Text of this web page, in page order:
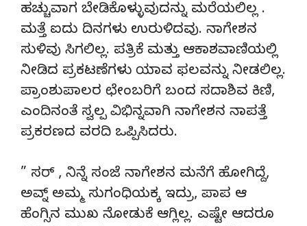
ಹಚ್ಚುವಾಗ ಬೇಡಿಕೊಳ್ಳುವುದನ್ನು ಮರೆಯಲಿಲ್ಲ .
ಮತ್ತೆ ಐದು ದಿನಗಳು ಉರುಳಿದವು. ನಾಗೇಶನ
ಸುಳಿವು ಸಿಗಲಿಲ್ಲ. ಪತ್ರಿಕೆ ಮತ್ತು ಆಕಾಶವಾಣಿಯಲ್ಲಿ
ನೀಡಿದ ಪ್ರಕಟಣೆಗಳು ಯಾವ ಫಲವನ್ನು ನೀಡಲಿಲ್ಲ.
ಪ್ರಾಂಶುಪಾಲರ ಛೇಂಬರಿಗೆ ಬಂದ ಸದಾಶಿವ ಕಿಣಿ,
ಎಂದಿನಂತೆ ಸ್ವಲ್ಪ ವಿಭಿನ್ನವಾಗಿ ನಾಗೇಶನ ನಾಪತ್ತೆ
ಪ್ರಕರಣದ ವರದಿ ಒಪ್ಪಿಸಿದರು.
” ಸರ್ , ನಿನ್ನೆ ಸಂಜೆ ನಾಗೇಶನ ಮನೆಗೆ ಹೋಗಿದ್ದೆ,
ಅವ್ನ್ ಅಮ್ಮ ಸುಗಂಧಿಯಕ್ಕ ಇದ್ರು, ಪಾಪ ಆ
ಹೆಂಗ್ಸಿನ ಮುಖ ನೋಡುಕೆ ಆಗ್ಲಿಲ್ಲ. ಎಷ್ಟೇ ಆದರೂ